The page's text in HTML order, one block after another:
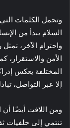
وتحمل الكلمات
السلام يبدأ من
واحترام الآخر،
الأمن والاستقرار،
المختلفة يعكس
إلا عبر التواصل،
ومن اللافت أيضًا
تنتمي إلى خلفيات